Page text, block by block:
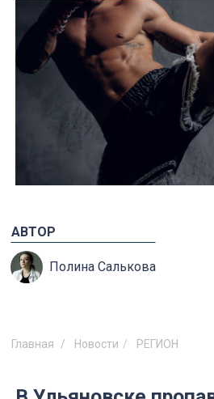
АВТОР
Полина Салькова
Главная Новости РЕГИОН